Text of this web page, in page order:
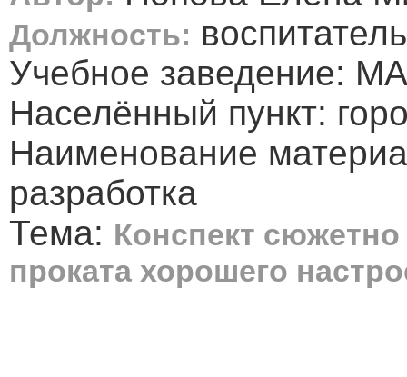
Должность: воспитатель
Учебное заведение:
Населённый пункт:
Наименование
разработка
Тема: Конспект
проката хорошего